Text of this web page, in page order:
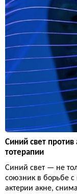
Синий свет
тотерапии
Синий свет — не
союзник в борьбе
актерии акне,